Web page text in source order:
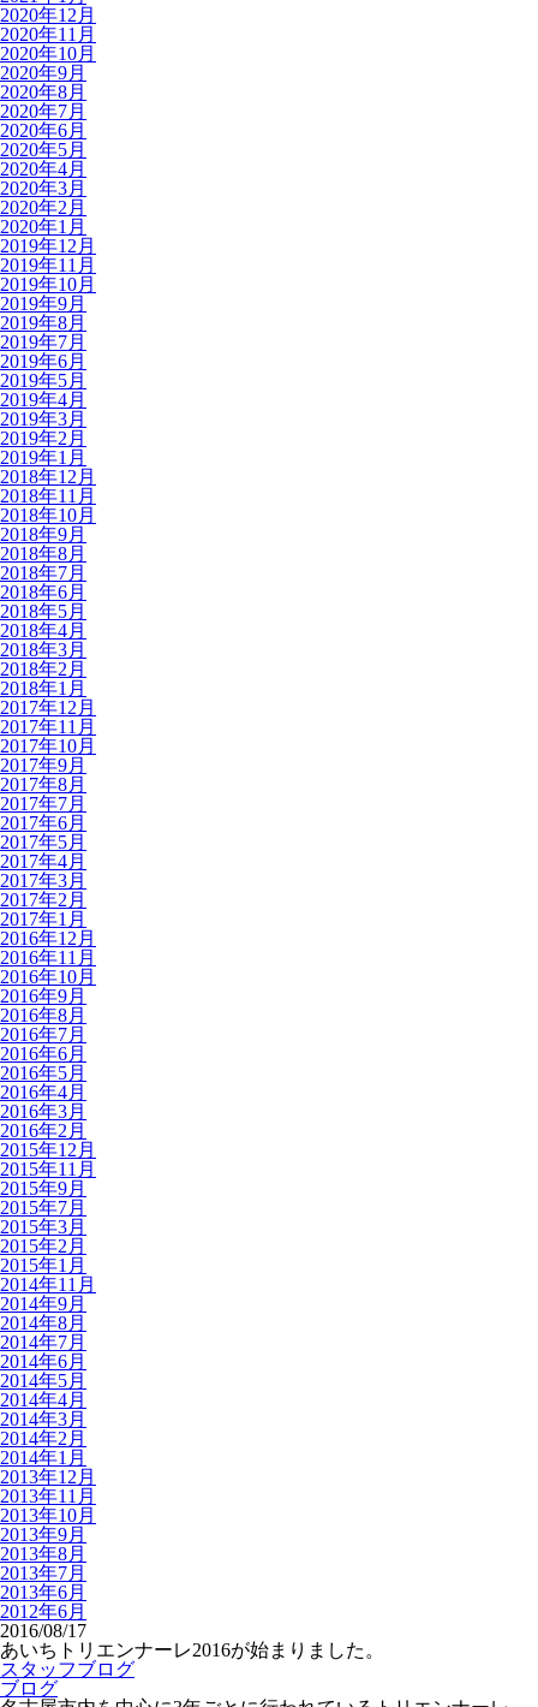
2020年12月
2020年11月
2020年10月
2020年9月
2020年8月
2020年7月
2020年6月
2020年5月
2020年4月
2020年3月
2020年2月
2020年1月
2019年12月
2019年11月
2019年10月
2019年9月
2019年8月
2019年7月
2019年6月
2019年5月
2019年4月
2019年3月
2019年2月
2019年1月
2018年12月
2018年11月
2018年10月
2018年9月
2018年8月
2018年7月
2018年6月
2018年5月
2018年4月
2018年3月
2018年2月
2018年1月
2017年12月
2017年11月
2017年10月
2017年9月
2017年8月
2017年7月
2017年6月
2017年5月
2017年4月
2017年3月
2017年2月
2017年1月
2016年12月
2016年11月
2016年10月
2016年9月
2016年8月
2016年7月
2016年6月
2016年5月
2016年4月
2016年3月
2016年2月
2015年12月
2015年11月
2015年9月
2015年7月
2015年3月
2015年2月
2015年1月
2014年11月
2014年9月
2014年8月
2014年7月
2014年6月
2014年5月
2014年4月
2014年3月
2014年2月
2014年1月
2013年12月
2013年11月
2013年10月
2013年9月
2013年8月
2013年7月
2013年6月
2012年6月
2016/08/17
あいちトリエンナーレ2016が始まりました。
スタッフブログ
ブログ